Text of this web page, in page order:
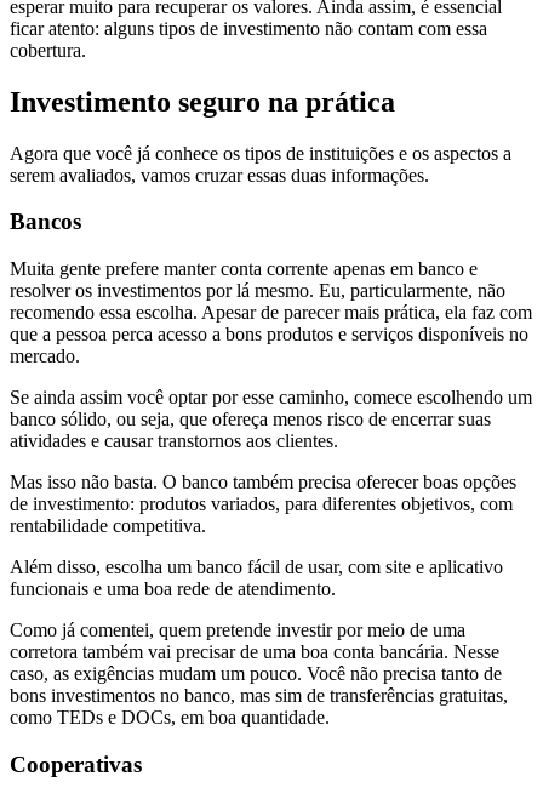
esperar muito para recuperar os valores. Ainda assim, é essencial
ficar atento: alguns tipos de investimento não contam com essa
cobertura.
Investimento seguro na prática
Agora que você já conhece os tipos de instituições e os aspectos a
serem avaliados, vamos cruzar essas duas informações.
Bancos
Muita gente prefere manter conta corrente apenas em banco e
resolver os investimentos por lá mesmo. Eu, particularmente, não
recomendo essa escolha. Apesar de parecer mais prática, ela faz com
que a pessoa perca acesso a bons produtos e serviços disponíveis no
mercado.
Se ainda assim você optar por esse caminho, comece escolhendo um
banco sólido, ou seja, que ofereça menos risco de encerrar suas
atividades e causar transtornos aos clientes.
Mas isso não basta. O banco também precisa oferecer boas opções
de investimento: produtos variados, para diferentes objetivos, com
rentabilidade competitiva.
Além disso, escolha um banco fácil de usar, com site e aplicativo
funcionais e uma boa rede de atendimento.
Como já comentei, quem pretende investir por meio de uma
corretora também vai precisar de uma boa conta bancária. Nesse
caso, as exigências mudam um pouco. Você não precisa tanto de
bons investimentos no banco, mas sim de transferências gratuitas,
como TEDs e DOCs, em boa quantidade.
Cooperativas